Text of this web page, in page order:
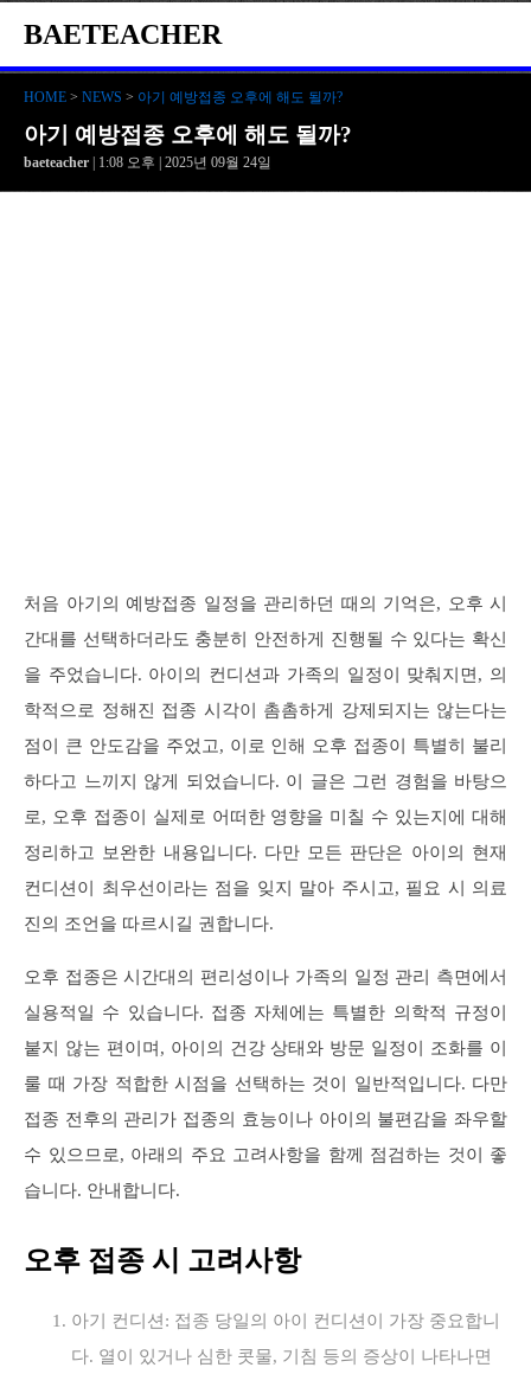
BAETEACHER
HOME > NEWS > 아기 예방접종 오후에 해도 될까?
아기 예방접종 오후에 해도 될까?
baeteacher | 1:08 오후 | 2025년 09월 24일
처음 아기의 예방접종 일정을 관리하던 때의 기억은, 오후 시
간대를 선택하더라도 충분히 안전하게 진행될 수 있다는 확신
을 주었습니다. 아이의 컨디션과 가족의 일정이 맞춰지면, 의
학적으로 정해진 접종 시각이 촘촘하게 강제되지는 않는다는
점이 큰 안도감을 주었고, 이로 인해 오후 접종이 특별히 불리
하다고 느끼지 않게 되었습니다. 이 글은 그런 경험을 바탕으
로, 오후 접종이 실제로 어떠한 영향을 미칠 수 있는지에 대해
정리하고 보완한 내용입니다. 다만 모든 판단은 아이의 현재
컨디션이 최우선이라는 점을 잊지 말아 주시고, 필요 시 의료
진의 조언을 따르시길 권합니다.
오후 접종은 시간대의 편리성이나 가족의 일정 관리 측면에서
실용적일 수 있습니다. 접종 자체에는 특별한 의학적 규정이
붙지 않는 편이며, 아이의 건강 상태와 방문 일정이 조화를 이
룰 때 가장 적합한 시점을 선택하는 것이 일반적입니다. 다만
접종 전후의 관리가 접종의 효능이나 아이의 불편감을 좌우할
수 있으므로, 아래의 주요 고려사항을 함께 점검하는 것이 좋
습니다. 안내합니다.
오후 접종 시 고려사항
아기 컨디션: 접종 당일의 아이 컨디션이 가장 중요합니
다. 열이 있거나 심한 콧물, 기침 등의 증상이 나타나면